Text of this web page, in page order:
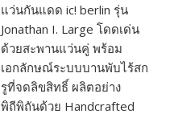
แว่นกันแดด ic! berlin รุ่น
Jonathan I. Large โดดเด่น
ด้วยสะพานแว่นคู่ พร้อม
เอกลักษณ์ระบบบานพับไร้สก
รูที่จดลิขสิทธิ์ ผลิตอย่าง
พิถีพิถันด้วย Handcrafted